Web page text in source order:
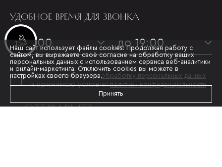
Инвестиционные лоты
УДОБНОЕ ВРЕМЯ ДЛЯ ЗВОНКА
с 09:00 до 19:00
Я даю согласие наобработку персональных данных
и принимаю условияполитики конфиденциальности
ОТПРАВИТЬ
Наш сайт использует файлы cookies. Продолжая работу с
сайтом, вы выражаете своё согласие на обработку ваших
персональных данных с использованием сервиса веб-аналитики
и онлайн-маркетинга. Отключить cookies вы можете в
настройках своего браузера.
Принять